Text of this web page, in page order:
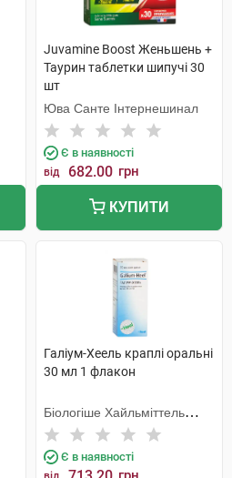
Juvamine Boost Женьшень +
Таурин таблетки шипучі 30
шт
Юва Санте Інтернешинал
Є в наявності
від 682.00 грн
КУПИТИ
Галіум-Хеель краплі оральні
30 мл 1 флакон
Біологіше Хайльміттель
Хеель
Є в наявності